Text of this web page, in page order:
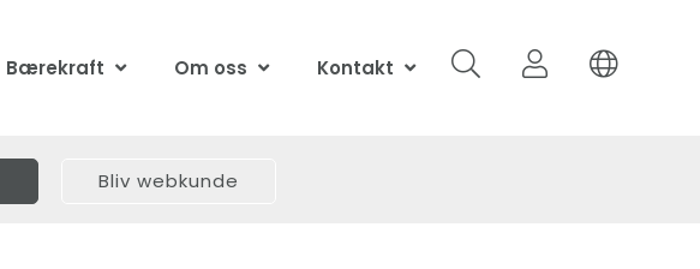
Bærekraft Om oss Kontakt
Bliv webkunde